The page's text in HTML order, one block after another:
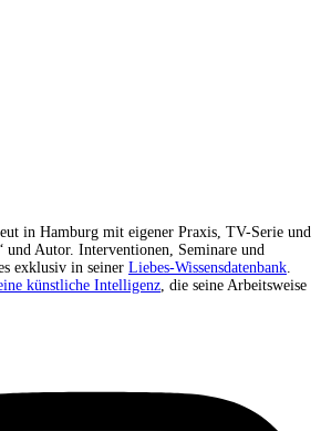
in Hamburg mit eigener Praxis, TV-Serie und
und Autor. Interventionen, Seminare und
exklusiv in seiner Liebes-Wissensdatenbank
künstliche Intelligenz , die seine Arbeitsweise